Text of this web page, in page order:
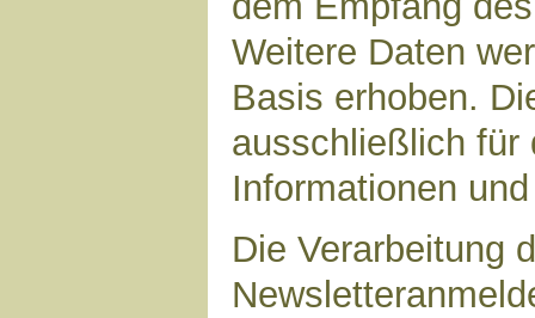
Weitere Daten
Basis erhoben.
ausschließlich für
Informationen
Die Verarbeitung